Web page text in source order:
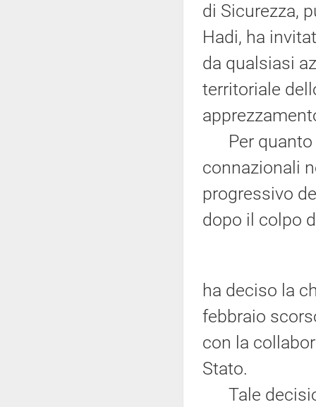
di Sicurezza,
Hadi, ha
da qualsiasi
territoriale
Per quanto
connazionali
progressivo
dopo il colpo
ha deciso la
febbraio
con la
Stato.
Tale